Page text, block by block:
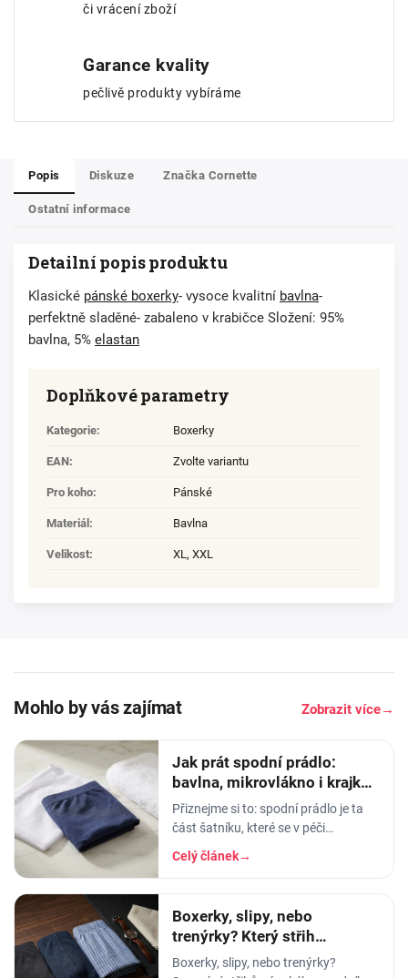
či vrácení zboží
Garance kvality
pečlivě produkty vybíráme
Popis Diskuze Značka Cornette
Ostatní informace
Detailní popis produktu
Klasické pánské boxerky- vysoce kvalitní bavlna-
perfektně sladěné- zabaleno v krabičce Složení: 95%
bavlna, 5% elastan
Doplňkové parametry
Kategorie: Boxerky
EAN: Zvolte variantu
Pro koho: Pánské
Materiál : Bavlna
Velikost: XL, XXL
Mohlo by vás zajímat Zobrazit více→
Jak prát spodní prádlo:
bavlna, mikrovlákno i krajka,
aby vydrželo
Přiznejme si to: spodní prádlo je ta
část šatníku, které se v péči
věnujeme nejmíň. Hodíme ho do
pračky se vším ostatním, dáme
Celý článek→
Boxerky, slipy, nebo
trenýrky? Který střih
pánského prádla vybrat
Boxerky, slipy, nebo trenýrky?